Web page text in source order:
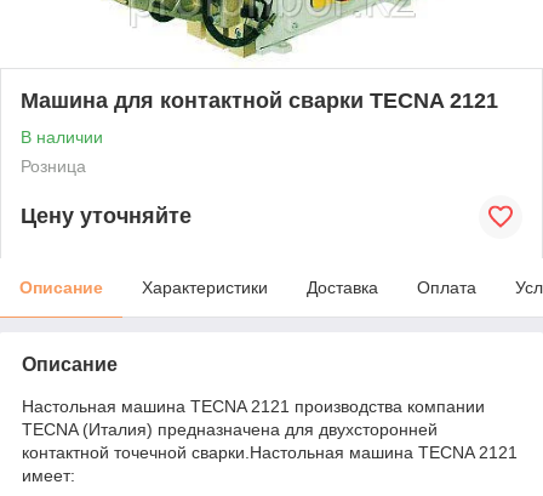
Машина для контактной сварки TECNA 2121
В наличии
Розница
Цену уточняйте
Описание Характеристики Доставка Оплата
Описание
Настольная машина TECNA 2121 производства компании
TECNA (Италия) предназначена для двухсторонней
контактной точечной сварки.Настольная машина TECNA 2121
имеет: